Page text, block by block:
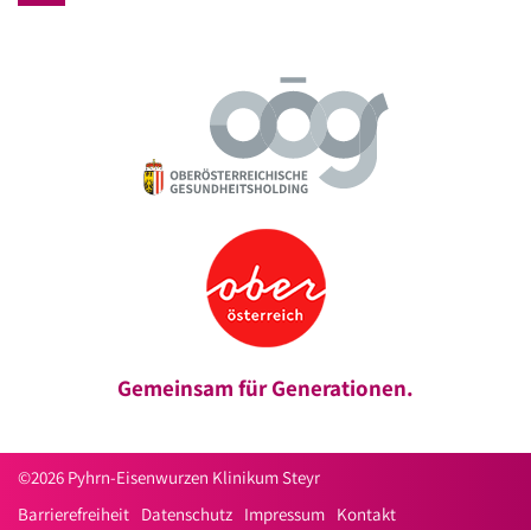
Gemeinsam für Generationen.
©2026 Pyhrn-Eisenwurzen Klinikum Steyr
Barrierefreiheit Datenschutz Impressum Kontakt